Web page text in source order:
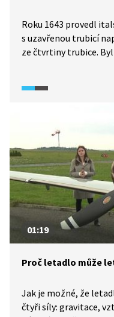
Roku 1643 provedl
s uzavřenou trubicí
ze čtvrtiny trubice.
z prázdnoty. Navážeme na slavný
s vodou, ale zato s
a dalšími pokusy si
působí tlak vzduchu
01:19
Proč letadlo může
Jak je možné, že
čtyři síly: gravitace,